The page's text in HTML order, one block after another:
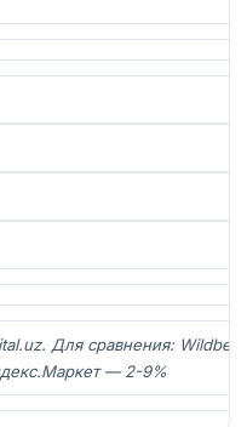
Для сравнения:
— 2-9%